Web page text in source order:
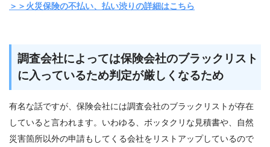
＞＞火災保険の不払い、払い渋りの詳細はこちら
調査会社によっては保険会社のブラックリスト
に入っているため判定が厳しくなるため
有名な話ですが、保険会社には調査会社のブラックリストが存在
していると言われます。いわゆる、ボッタクリな見積書や、自然
災害箇所以外の申請もしてくる会社をリストアップしているので